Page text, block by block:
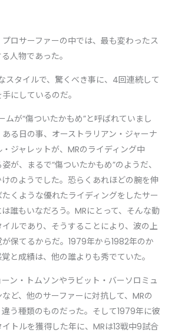
ロサーファーの中では、最も変わったス
人物であった。
スタイルで、驚くべき事に、4回連続して
にしているのだ。
ムが“傷ついたかもめ”と呼ばれていまし
る日の事、オーストラリアン・ジャーナ
ジャレットが、MRのライディング中
が、まるで“傷ついたかもめ”のようだ、
のようでした。恐らくあれほどの腕を伸
くような優れたライディングをしたサー
誰もいなだろう。MRにとって、そんな動
ルであり、そうすることにより、波の上
保てるからだ。1979年から1982年のか
と成績は、他の誰よりも秀でていた。
ン・トムソンやラビット・バーソロミュ
ど、他のサーファーに対抗して、MRの
う種類のものだった。そして1979年に彼
トルを獲得した年に、MRは13戦中9試合